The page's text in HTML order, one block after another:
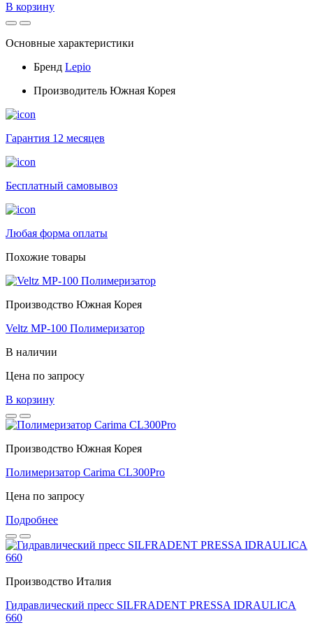
В корзину
Основные характеристики
Бренд Lepio
Производитель Южная Корея
Гарантия 12 месяцев
Бесплатный самовывоз
Любая форма оплаты
Похожие товары
Производство Южная Корея
Veltz MP-100 Полимеризатор
В наличии
Цена по запросу
В корзину
Производство Южная Корея
Полимеризатор Carima CL300Pro
Цена по запросу
Подробнее
Производство Италия
Гидравлический пресс SILFRADENT PRESSA IDRAULICA
660